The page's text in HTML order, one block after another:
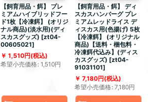
【飼育用品・餌】 プレ
ミアムハイブリッドフー
ド1枚【冷凍餌】 (オリジ
ナル商品)(淡水用)(ディ
スカスグッズ) [zt04-
00605021]
1,510円(税込)
希望小売価格: 1,510円
【飼育用品・餌】 ディ
スカスハンバーグ プレ
ミアムレッドライス デ
ィスカス用(色揚げ) 5枚
【冷凍餌】 (オリジナル
商品)【送料・梱包料・
冷凍餌代込み】(ディス
カスグッズ) [zt04-
91031101]
7,180円(税込)
希望小売価格: 7,180円